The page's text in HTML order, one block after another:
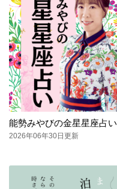
能勢みやびの金星星座占い
2026年06年30日更新